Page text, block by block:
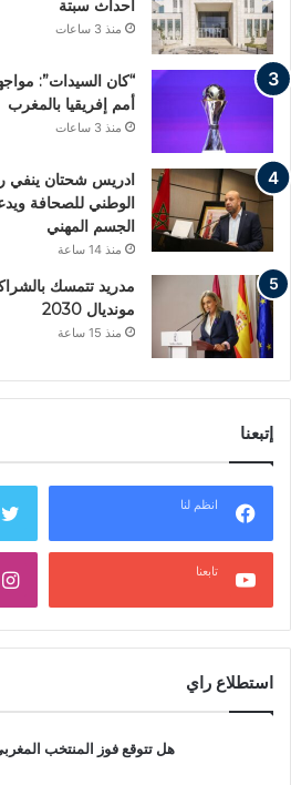
أحداث سبتة
منذ 3 ساعات
“كان السيدات”:
أمم إفريقيا بالمغرب
منذ 3 ساعات
ادريس شحتان ينفي
الوطني للصحافة
الجسم المهني
منذ 14 ساعة
مدريد تتمسك
مونديال 2030
منذ 15 ساعة
إتبعنا
انظم لنا
تابعنا
استطلاع راي
هل تتوقع فوز المنتخب